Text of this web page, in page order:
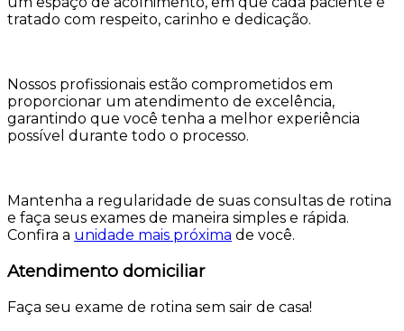
tratado com respeito, carinho e dedicação.
Nossos profissionais estão comprometidos em
proporcionar um atendimento de excelência,
garantindo que você tenha a melhor experiência
possível durante todo o processo.
Mantenha a regularidade de suas consultas de rotina
e faça seus exames de maneira simples e rápida.
Confira a unidade mais próxima de você.
Atendimento domiciliar
Faça seu exame de rotina sem sair de casa!